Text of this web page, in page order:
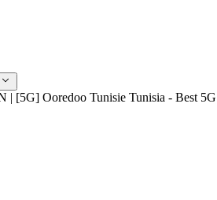
| [5G] Ooredoo Tunisie Tunisia - Best